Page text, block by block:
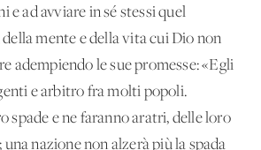
e ad avviare in sé stessi quel
mente e della vita cui Dio non
adempiendo le sue promesse: «Egli
e arbitro fra molti popoli.
spade e ne faranno aratri, delle loro
nazione non alzerà più la spada